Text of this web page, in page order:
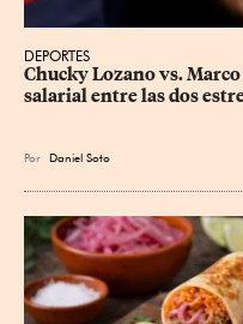
DEPORTES
Chucky Lozano vs.
salarial entre las dos
Por Daniel Soto